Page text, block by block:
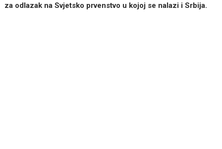
za odlazak na Svjetsko prvenstvo u kojoj se nalazi i Srbija.